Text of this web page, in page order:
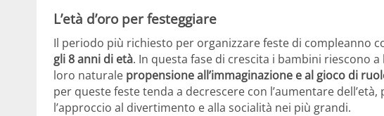
L’età d’oro per festeggiare
Il periodo più richiesto per organizzare feste di compleanno
gli 8 anni di età. In questa fase di crescita i bambini riescono
loro naturale propensione all’immaginazione e al gioco di
per queste feste tenda a decrescere con l’aumentare
l’approccio al divertimento e alla socialità nei più grandi.